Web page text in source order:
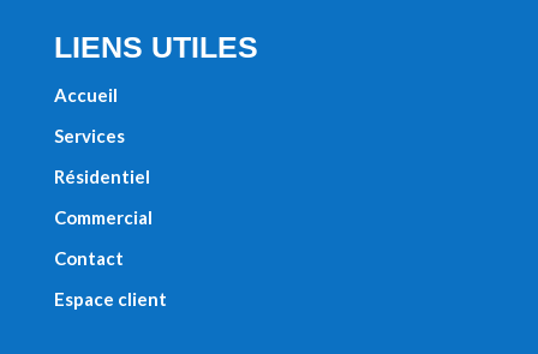
LIENS UTILES
Accueil
Services
Résidentiel
Commercial
Contact
Espace client